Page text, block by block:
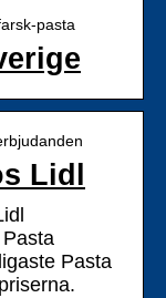
pasta
Lidl
Pasta